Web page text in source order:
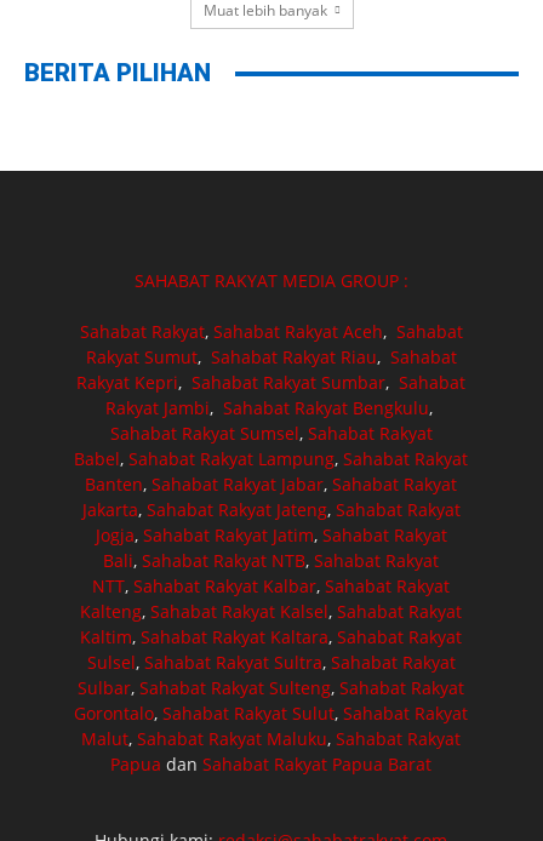
Muat lebih banyak
BERITA PILIHAN
SAHABAT RAKYAT MEDIA GROUP :
Sahabat Rakyat, Sahabat Rakyat Aceh, Sahabat
Rakyat Sumut, Sahabat Rakyat Riau, Sahabat
Rakyat Kepri,Sahabat Rakyat Sumbar,Sahabat
Rakyat Jambi, Sahabat Rakyat Bengkulu,
Sahabat Rakyat Sumsel, Sahabat Rakyat
Babel,Sahabat Rakyat Lampung,Sahabat Rakyat
Banten,Sahabat Rakyat Jabar,Sahabat Rakyat
Jakarta, Sahabat Rakyat Jateng, Sahabat Rakyat
Jogja, Sahabat Rakyat Jatim, Sahabat Rakyat
Bali,Sahabat Rakyat NTB,Sahabat Rakyat
NTT,Sahabat Rakyat Kalbar,Sahabat Rakyat
Kalteng,Sahabat Rakyat Kalsel,Sahabat Rakyat
Kaltim,Sahabat Rakyat Kaltara,Sahabat Rakyat
Sulsel, Sahabat Rakyat Sultra, Sahabat Rakyat
Sulbar,Sahabat Rakyat Sulteng,Sahabat Rakyat
Gorontalo,Sahabat Rakyat Sulut,Sahabat Rakyat
Malut,Sahabat Rakyat Maluku,Sahabat Rakyat
Papua danSahabat Rakyat Papua Barat